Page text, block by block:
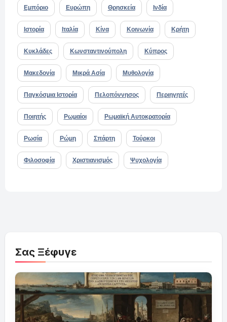
Εμπόριο Ευρώπη Θρησκεία Ινδία
Ιστορία Ιταλία Κίνα Κοινωνία Κρήτη
Κυκλάδες Κωνσταντινούπολη Κύπρος
Μακεδονία Μικρά Ασία Μυθολογία
Παγκόσμια Ιστορία Πελοπόννησος Περιηγητές
Ποιητής Ρωμαίοι Ρωμαϊκή Αυτοκρατορία
Ρωσία Ρώμη Σπάρτη Τούρκοι
Φιλοσοφία Χριστιανισμός Ψυχολογία
Σας Ξέφυγε